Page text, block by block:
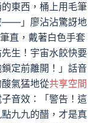
東西，桶上用毛筆
——」廖沾沾驚訝地
直，戴著白色手套
生！宇宙水餃快要
定前離開！」話音
氣猛地從共享空間
音效：「警告！這
九九的醋，才是真